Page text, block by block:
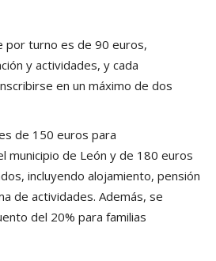
por turno es de 90 euros,
y actividades, y cada
en un máximo de dos
de 150 euros para
municipio de León y de 180 euros
incluyendo alojamiento, pensión
de actividades. Además, se
del 20% para familias